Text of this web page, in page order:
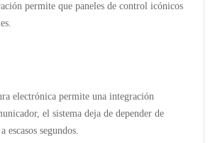
permite que paneles de control icónicos
electrónica permite una integración
el sistema deja de depender de
segundos.